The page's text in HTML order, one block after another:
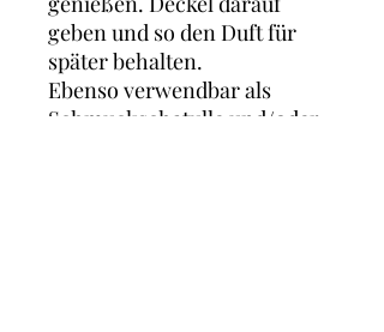
geben und so den Duft für
später behalten.
Ebenso verwendbar als
Schmuckschatulle und/oder